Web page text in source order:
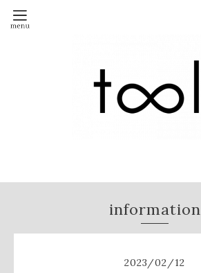
information
2023/02/12